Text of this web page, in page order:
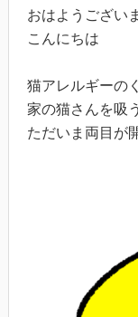
おはようござい
こんにちは
猫アレルギーの
家の猫さんを吸
ただいま両目が